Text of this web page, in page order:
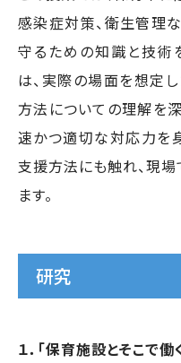
感染症対策、衛生管理
守るための知識と技術
は、実際の場面を想定
方法についての理解を
速かつ適切な対応力を
支援方法にも触れ、現
ます。
研究
１．「保育施設とそこで